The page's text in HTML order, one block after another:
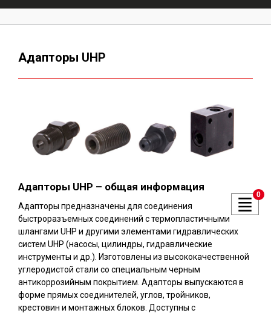
Адапторы UHP
Адапторы UHP – общая информация
Адапторы предназначены для соединения
быстроразъемных соединений с термопластичными
шлангами UHP и другими элементами гидравлических
систем UHP (насосы, цилиндры, гидравлические
инструменты и др.). Изготовлены из высококачественной
углеродистой стали со специальным черным
антикоррозийным покрытием. Адапторы выпускаются в
форме прямых соединителей, углов, тройников,
крестовин и монтажных блоков. Доступны с
0